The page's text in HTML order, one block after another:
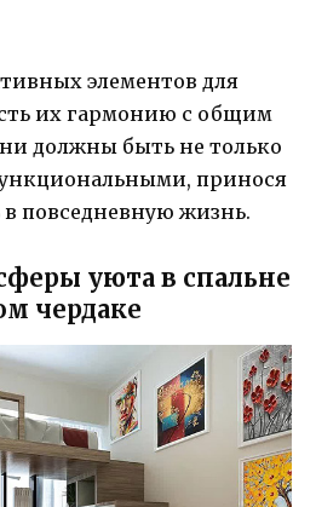
элементов для
их гармонию с общим
должны быть не только
принося
повседневную жизнь.
уюта в спальне
чердаке